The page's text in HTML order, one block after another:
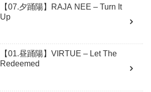
【07.夕踊陽】RAJA NEE – Turn It
Up
【01.昼踊陽】VIRTUE – Let The
Redeemed